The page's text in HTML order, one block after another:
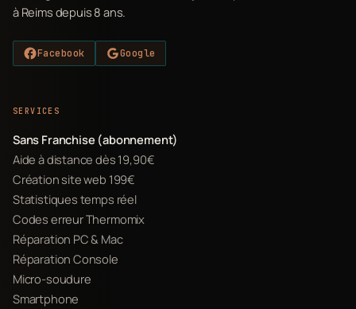
à Reims depuis 8 ans.
Facebook Google
SERVICES
Sans Franchise (abonnement)
Aide à distance dès 19,90€
Création site web 199€
Statistiques temps réel
Codes erreur Thermomix
Réparation PC & Mac
Réparation Console
Micro-soudure
Smartphone